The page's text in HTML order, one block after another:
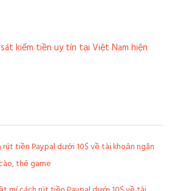
kiếm tiền uy tín tại Việt Nam hiện
rút tiền Paypal dưới 10$ về tài khoản ngân
thẻ game